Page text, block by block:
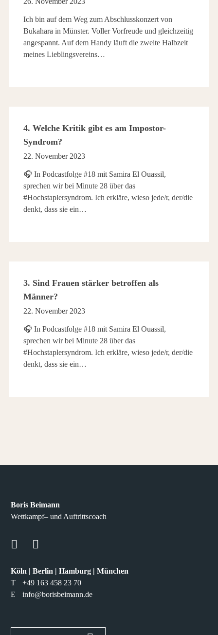
Ich bin auf dem Weg zum Abschlusskonzert von
Bukahara in Münster. Voller Vorfreude und gleichzeitig
angespannt. Auf dem Handy läuft die zweite Halbzeit
meines Lieblingsvereins…
4. Welche Kritik gibt es am Impostor-
Syndrom?
22. November 2023
🎧 In Podcastfolge #18 mit Samira El Ouassil,
sprechen wir bei Minute 28 über das
#Hochstaplersyndrom. Ich erkläre, wieso jede/r, der/die
denkt, dass sie ein…
3. Sind Frauen stärker betroffen als
Männer?
22. November 2023
🎧 In Podcastfolge #18 mit Samira El Ouassil,
sprechen wir bei Minute 28 über das
#Hochstaplersyndrom. Ich erkläre, wieso jede/r, der/die
denkt, dass sie ein…
Boris Beimann
Wettkampf– und Auftrittscoach
Köln | Berlin | Hamburg | München
T
+49 163 458 23 70
E
info@borisbeimann.de